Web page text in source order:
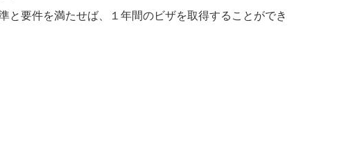
と要件を満たせば、１年間のビザを取得することができ